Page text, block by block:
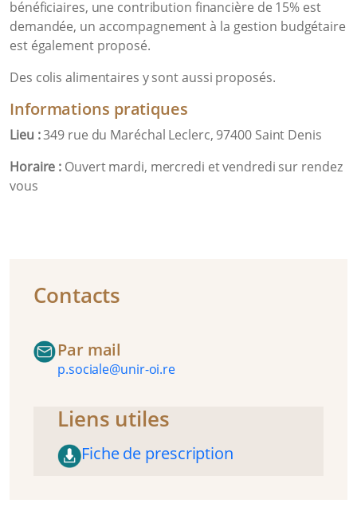
bénéficiaires, une contribution financière de 15% est
demandée, un accompagnement à la gestion budgétaire
est également proposé.
Des colis alimentaires y sont aussi proposés.
Informations pratiques
Lieu :349 rue du Maréchal Leclerc, 97400 Saint Denis
Horaire : Ouvert mardi, mercredi et vendredi sur rendez
vous
Contacts
Par mail
p.sociale@unir-oi.re
Liens utiles
Fiche de prescription